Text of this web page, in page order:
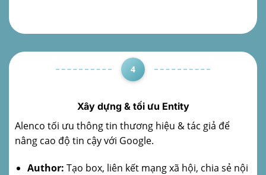
4
Xây dựng & tối ưu Entity
Alenco tối ưu thông tin thương hiệu & tác giả để
nâng cao độ tin cậy với Google.
Author: Tạo box, liên kết mạng xã hội, chia sẻ nội